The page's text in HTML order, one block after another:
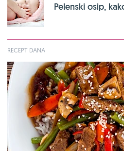
Pelenski osip,
RECEPT DANA